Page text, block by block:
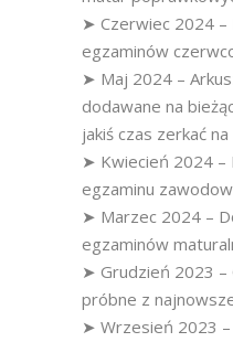
➤ Czerwiec 2024 –
egzaminów
➤ Maj 2024 –
dodawane na
jakiś czas zerkać
➤ Kwiecień 2024 –
egzaminu
➤ Marzec 2024 –
egzaminów
➤ Grudzień 2023 –
próbne z
➤ Wrzesień 2023